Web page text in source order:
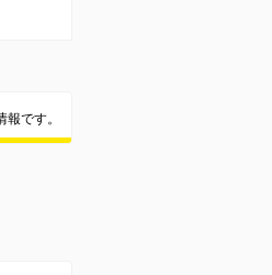
です。